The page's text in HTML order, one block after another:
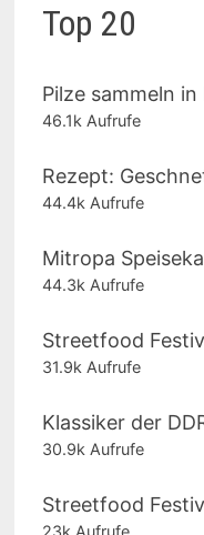
Top 20
Pilze sammeln
46.1k Aufrufe
Rezept:
44.4k Aufrufe
Mitropa
44.3k Aufrufe
Streetfood
31.9k Aufrufe
Klassiker der
30.9k Aufrufe
Streetfood